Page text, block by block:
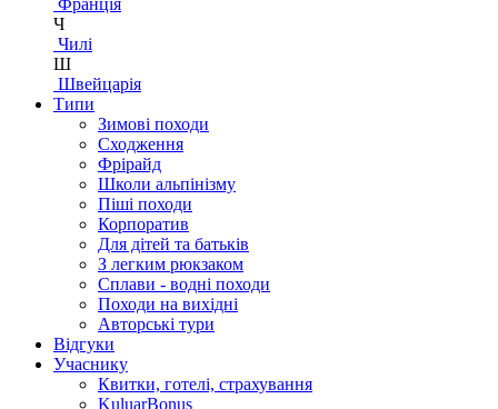
Франція
Ч
Чилі
Ш
Швейцарія
Типи
Зимові походи
Сходження
Фрірайд
Школи альпінізму
Піші походи
Корпоратив
Для дітей та батьків
З легким рюкзаком
Сплави - водні походи
Походи на вихідні
Авторські тури
Відгуки
Учаснику
Квитки, готелі, страхування
KuluarBonus